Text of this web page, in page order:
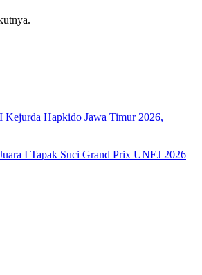
Hapkido Jawa Timur 2026,
I Tapak Suci Grand Prix UNEJ 2026